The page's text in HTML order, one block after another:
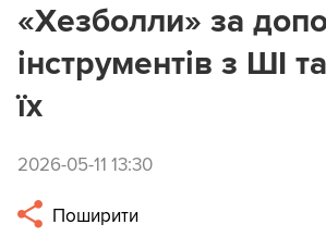
«Хезболли» за
інструментів з ШІ
їх
2026-05-11 13:30
Поширити